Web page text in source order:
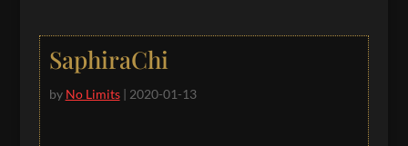
SaphiraChi
by No Limits| 2020-01-13